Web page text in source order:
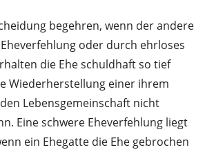
begehren, wenn der andere
oder durch ehrloses
die Ehe schuldhaft so tief
Wiederherstellung einer ihrem
Lebensgemeinschaft nicht
Eine schwere Eheverfehlung liegt
ein Ehegatte die Ehe gebrochen